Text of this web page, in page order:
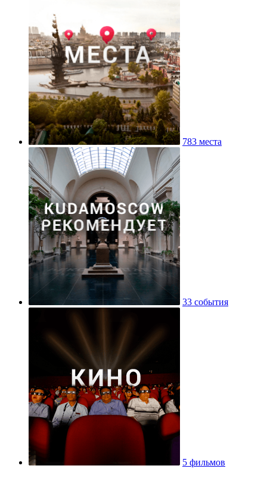
783 места
33 события
5 фильмов